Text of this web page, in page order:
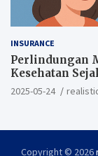
INSURANCE
Perlindungan
Kesehatan
2025-05-24
Copyright © 2026